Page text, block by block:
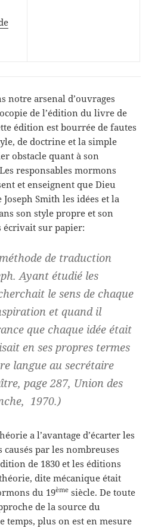
notre arsenal d’ouvrages
de l’édition du livre de
édition est bourrée de fautes
de doctrine et la simple
obstacle quant à son
responsables mormons
et enseignent que Dieu
Smith les idées et la
son style propre et son
écrivait sur papier:
de traduction
Ayant étudié les
le sens de chaque
et quand il
que chaque idée était
en ses propres termes
langue au secrétaire
page 287, Union des
1970.)
a l’avantage d’écarter les
par les nombreuses
de 1830 et les éditions
dite mécanique était
du 19ème siècle. De toute
de la source du
temps, plus on est en mesure